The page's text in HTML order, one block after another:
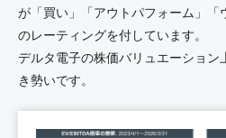
が「買い」「アウトパフォーム」「
のレーティングを付しています。
デルタ電子の株価バリュエーション
き勢いです。